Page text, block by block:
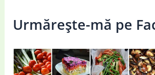
Urmărește-mă pe